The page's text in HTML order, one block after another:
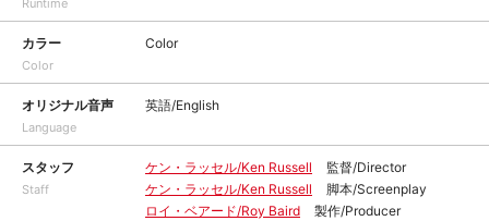
Runtime
カラー
Color
Color
オリジナル音声
Language
英語/English
スタッフ
Staff
ケン・ラッセル/Ken Russell
監督/Director
ケン・ラッセル/Ken Russell
脚本/Screenplay
ロイ・ベアード/Roy Baird
製作/Producer